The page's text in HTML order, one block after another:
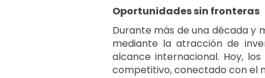
Oportunidades sin fronteras
Durante más de una década y
mediante la atracción de
alcance internacional. Hoy,
competitivo, conectado con el